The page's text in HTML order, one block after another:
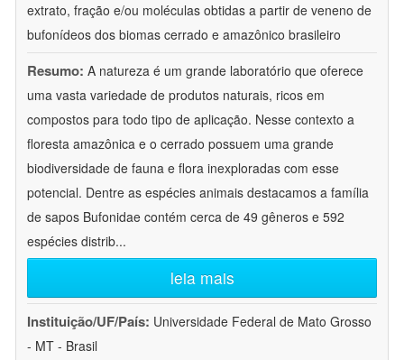
extrato, fração e/ou moléculas obtidas a partir de veneno de
bufonídeos dos biomas cerrado e amazônico brasileiro
Resumo: A natureza é um grande laboratório que oferece
uma vasta variedade de produtos naturais, ricos em
compostos para todo tipo de aplicação. Nesse contexto a
floresta amazônica e o cerrado possuem uma grande
biodiversidade de fauna e flora inexploradas com esse
potencial. Dentre as espécies animais destacamos a família
de sapos Bufonidae contém cerca de 49 gêneros e 592
espécies distrib...
leia mais
Instituição/UF/País: Universidade Federal de Mato Grosso
- MT - Brasil